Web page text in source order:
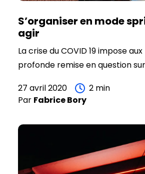
S’organiser en mode
agir
La crise du COVID 19 impose
profonde remise en question
Il faut agir, réagir, dans des
avancer les projets. Le principe
réunir sur durée courte tous les
projet, de l’opérationnel au
27 avril 2020 2 min
Par FabriceBory